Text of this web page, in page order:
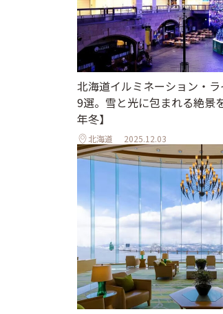
北海道イルミネーション・
9選。雪と光に包まれる絶景
年冬】
北海道 2025.12.03